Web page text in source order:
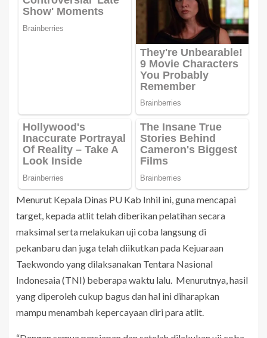
Menurut Kepala Dinas PU Kab Inhil ini, guna mencapai
target, kepada atlit telah diberikan pelatihan secara
maksimal serta melakukan uji coba langsung di
pekanbaru dan juga telah diikutkan pada Kejuaraan
Taekwondo yang dilaksanakan Tentara Nasional
Indonesaia (TNI) beberapa waktu lalu. Menurutnya, hasil
yang diperoleh cukup bagus dan hal ini diharapkan
mampu menambah kepercayaan diri para atlit.